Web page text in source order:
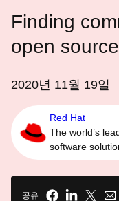
Finding
open
2020년 11월 19일
Red Hat
The world’s
software
공유